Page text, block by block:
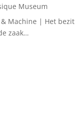
Museum
Machine | Het bezit
zaak…